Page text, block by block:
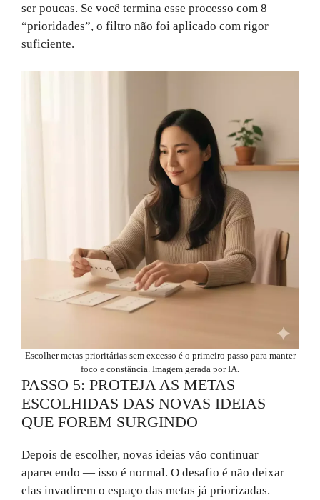
ser poucas. Se você termina esse processo com 8
“prioridades”, o filtro não foi aplicado com rigor
suficiente.
Escolher metas prioritárias sem excesso é o primeiro passo para manter
foco e constância. Imagem gerada por IA.
PASSO 5: PROTEJA AS METAS
ESCOLHIDAS DAS NOVAS IDEIAS
QUE FOREM SURGINDO
Depois de escolher, novas ideias vão continuar
aparecendo — isso é normal. O desafio é não deixar
elas invadirem o espaço das metas já priorizadas.